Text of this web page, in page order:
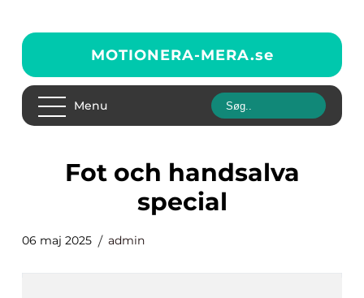
MOTIONERA-MERA.se
Menu
fot och handsalva
special
06 maj 2025 admin